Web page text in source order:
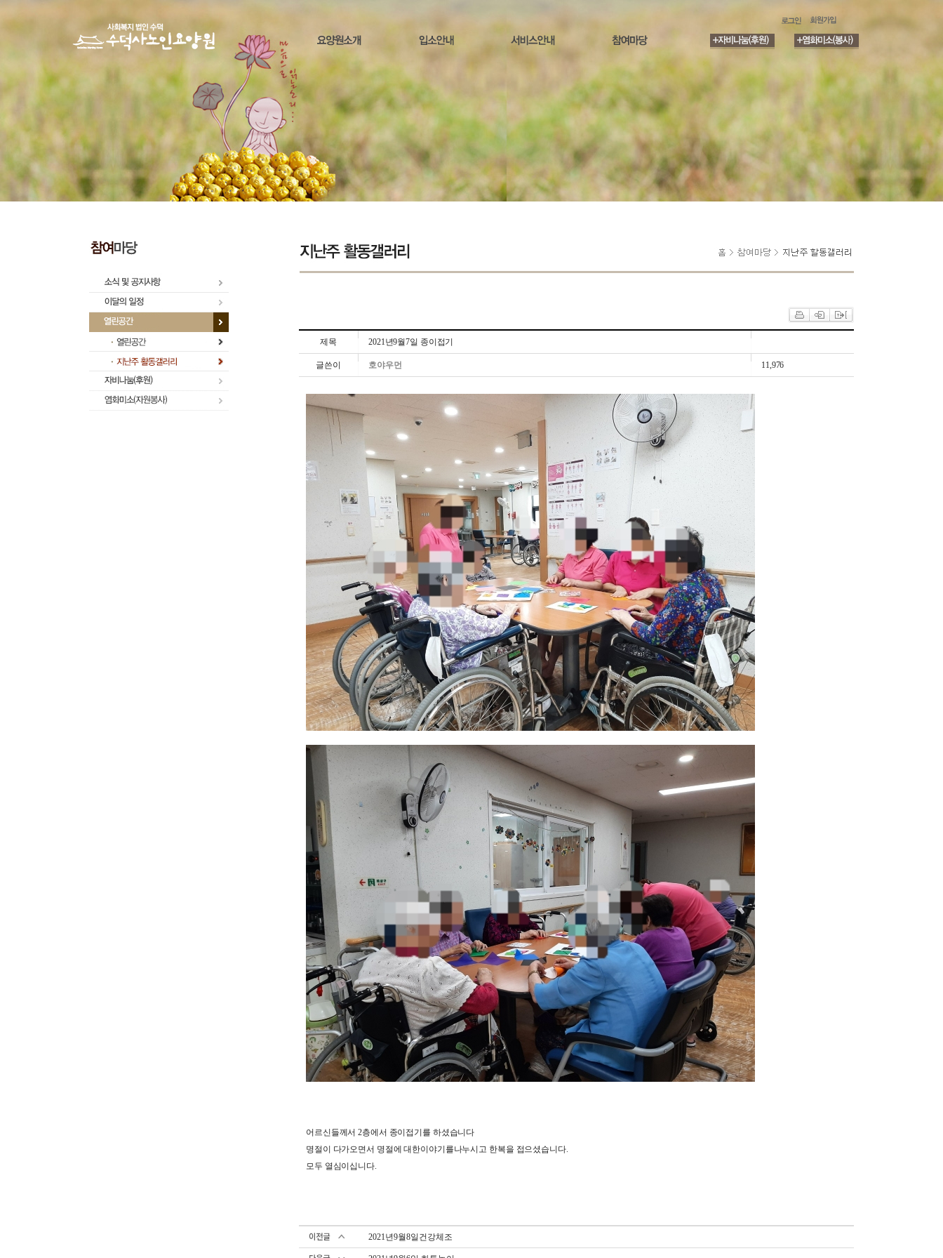
제목 2021년9월7일 종이접기
글쓴이 호야우먼 11,976
어르신들께서 2층에서 종이접기를 하셨습니다
명절이 다가오면서 명절에 대한이야기를나누시고 한복을 접으셨습니다.
모두 열심이십니다.
2021년9월8일건강체조